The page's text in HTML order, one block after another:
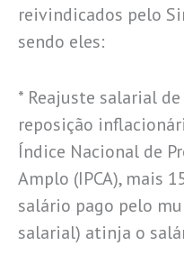
reivindicados pelo
sendo eles:
* Reajuste salarial
reposição
Índice Nacional de
Amplo (IPCA), mais
salário pago pelo
salarial) atinja o